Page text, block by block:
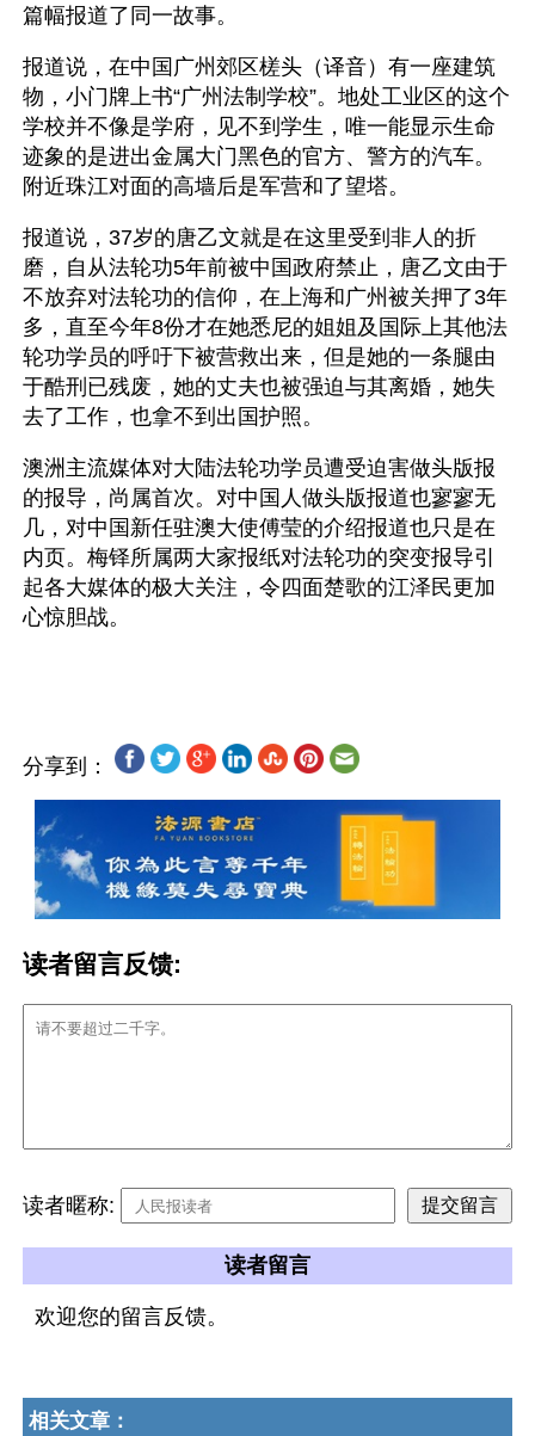
篇幅报道了同一故事。
报道说，在中国广州郊区槎头（译音）有一座建筑
物，小门牌上书“广州法制学校”。地处工业区的这个
学校并不像是学府，见不到学生，唯一能显示生命
迹象的是进出金属大门黑色的官方、警方的汽车。
附近珠江对面的高墙后是军营和了望塔。
报道说，37岁的唐乙文就是在这里受到非人的折
磨，自从法轮功5年前被中国政府禁止，唐乙文由于
不放弃对法轮功的信仰，在上海和广州被关押了3年
多，直至今年8份才在她悉尼的姐姐及国际上其他法
轮功学员的呼吁下被营救出来，但是她的一条腿由
于酷刑已残废，她的丈夫也被强迫与其离婚，她失
去了工作，也拿不到出国护照。
澳洲主流媒体对大陆法轮功学员遭受迫害做头版报
的报导，尚属首次。对中国人做头版报道也寥寥无
几，对中国新任驻澳大使傅莹的介绍报道也只是在
内页。梅铎所属两大家报纸对法轮功的突变报导引
起各大媒体的极大关注，令四面楚歌的江泽民更加
心惊胆战。
分享到：
读者留言反馈:
读者暱称:
读者留言
欢迎您的留言反馈。
相关文章：